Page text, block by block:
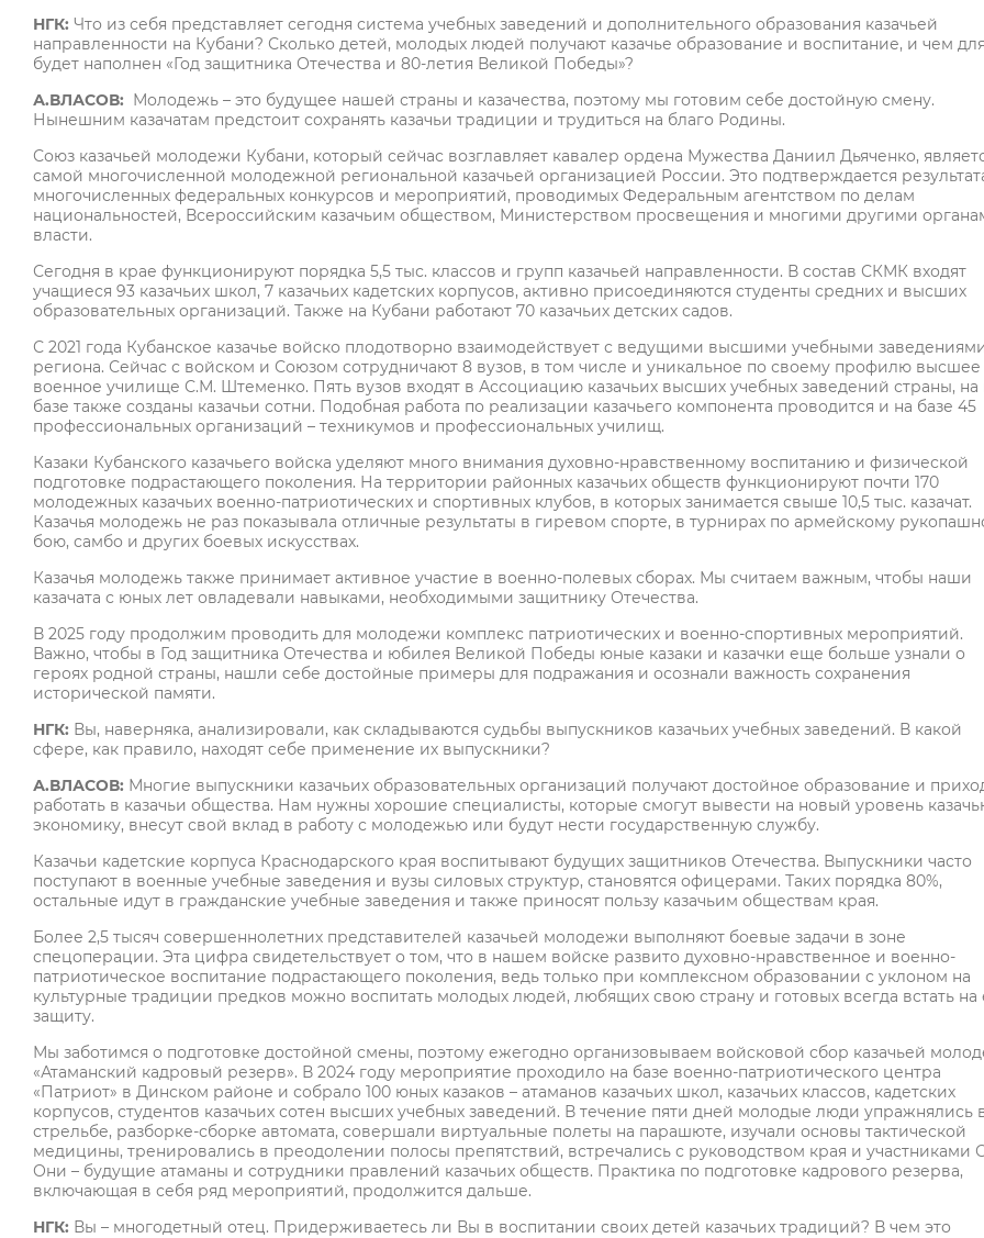
НГК: Что из себя представляет сегодня система учебных заведений и дополнительного образования казачьей
направленности на Кубани? Сколько детей, молодых людей получают казачье образование и воспитание, и чем
будет наполнен «Год защитника Отечества и 80-летия Великой Победы»?
А.ВЛАСОВ: Молодежь – это будущее нашей страны и казачества, поэтому мы готовим себе достойную смену.
Нынешним казачатам предстоит сохранять казачьи традиции и трудиться на благо Родины.
Союз казачьей молодежи Кубани, который сейчас возглавляет кавалер ордена Мужества Даниил Дьяченко,
самой многочисленной молодежной региональной казачьей организацией России. Это подтверждается
многочисленных федеральных конкурсов и мероприятий, проводимых Федеральным агентством по делам
национальностей, Всероссийским казачьим обществом, Министерством просвещения и многими другими
власти.
Сегодня в крае функционируют порядка 5,5 тыс. классов и групп казачьей направленности. В состав СКМК входят
учащиеся 93 казачьих школ, 7 казачьих кадетских корпусов, активно присоединяются студенты средних и высших
образовательных организаций. Также на Кубани работают 70 казачьих детских садов.
С 2021 года Кубанское казачье войско плодотворно взаимодействует с ведущими высшими учебными
региона. Сейчас с войском и Союзом сотрудничают 8 вузов, в том числе и уникальное по своему профилю высшее
военное училище С.М. Штеменко. Пять вузов входят в Ассоциацию казачьих высших учебных заведений страны, на
базе также созданы казачьи сотни. Подобная работа по реализации казачьего компонента проводится и на базе 45
профессиональных организаций – техникумов и профессиональных училищ.
Казаки Кубанского казачьего войска уделяют много внимания духовно-нравственному воспитанию и физической
подготовке подрастающего поколения. На территории районных казачьих обществ функционируют почти 170
молодежных казачьих военно-патриотических и спортивных клубов, в которых занимается свыше 10,5 тыс. казачат.
Казачья молодежь не раз показывала отличные результаты в гиревом спорте, в турнирах по армейскому
бою, самбо и других боевых искусствах.
Казачья молодежь также принимает активное участие в военно-полевых сборах. Мы считаем важным, чтобы наши
казачата с юных лет овладевали навыками, необходимыми защитнику Отечества.
В 2025 году продолжим проводить для молодежи комплекс патриотических и военно-спортивных мероприятий.
Важно, чтобы в Год защитника Отечества и юбилея Великой Победы юные казаки и казачки еще больше узнали о
героях родной страны, нашли себе достойные примеры для подражания и осознали важность сохранения
исторической памяти.
НГК: Вы, наверняка, анализировали, как складываются судьбы выпускников казачьих учебных заведений. В какой
сфере, как правило, находят себе применение их выпускники?
А.ВЛАСОВ: Многие выпускники казачьих образовательных организаций получают достойное образование и
работать в казачьи общества. Нам нужны хорошие специалисты, которые смогут вывести на новый уровень
экономику, внесут свой вклад в работу с молодежью или будут нести государственную службу.
Казачьи кадетские корпуса Краснодарского края воспитывают будущих защитников Отечества. Выпускники часто
поступают в военные учебные заведения и вузы силовых структур, становятся офицерами. Таких порядка 80%,
остальные идут в гражданские учебные заведения и также приносят пользу казачьим обществам края.
Более 2,5 тысяч совершеннолетних представителей казачьей молодежи выполняют боевые задачи в зоне
спецоперации. Эта цифра свидетельствует о том, что в нашем войске развито духовно-нравственное и военно-
патриотическое воспитание подрастающего поколения, ведь только при комплексном образовании с уклоном на
культурные традиции предков можно воспитать молодых людей, любящих свою страну и готовых всегда встать на
защиту.
Мы заботимся о подготовке достойной смены, поэтому ежегодно организовываем войсковой сбор казачьей
«Атаманский кадровый резерв». В 2024 году мероприятие проходило на базе военно-патриотического центра
«Патриот» в Динском районе и собрало 100 юных казаков – атаманов казачьих школ, казачьих классов, кадетских
корпусов, студентов казачьих сотен высших учебных заведений. В течение пяти дней молодые люди упражнялись
стрельбе, разборке-сборке автомата, совершали виртуальные полеты на парашюте, изучали основы тактической
медицины, тренировались в преодолении полосы препятствий, встречались с руководством края и участниками
Они – будущие атаманы и сотрудники правлений казачьих обществ. Практика по подготовке кадрового резерва,
включающая в себя ряд мероприятий, продолжится дальше.
НГК: Вы – многодетный отец. Придерживаетесь ли Вы в воспитании своих детей казачьих традиций? В чем это